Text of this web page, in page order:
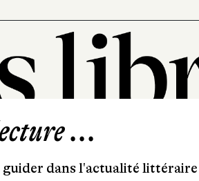
rue Saint-Lazare
...
dans l'actualité